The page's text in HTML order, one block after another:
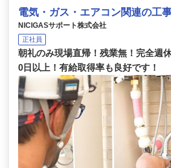
電気・ガス・エアコン関連の工
NICIGASサポート株式会社
正社員
朝礼のみ現場直帰！残業無！完全週
0日以上！有給取得率も良好です！